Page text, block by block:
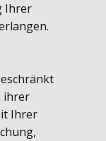
Ihrer
ihrer
Ihrer